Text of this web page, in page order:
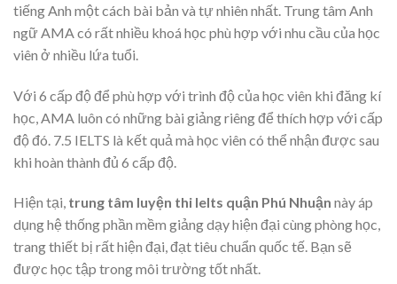
tiếng Anh một cách bài bản và tự nhiên nhất. Trung tâm Anh
ngữ AMA có rất nhiều khoá học phù hợp với nhu cầu của học
viên ở nhiều lứa tuổi.
Với 6 cấp độ để phù hợp với trình độ của học viên khi đăng kí
học, AMA luôn có những bài giảng riêng để thích hợp với cấp
độ đó. 7.5 IELTS là kết quả mà học viên có thể nhận được sau
khi hoàn thành đủ 6 cấp độ.
Hiện tại, trung tâm luyện thi Ielts quận Phú Nhuận này áp
dụng hệ thống phần mềm giảng dạy hiện đại cùng phòng học,
trang thiết bị rất hiện đại, đạt tiêu chuẩn quốc tế. Bạn sẽ
được học tập trong môi trường tốt nhất.